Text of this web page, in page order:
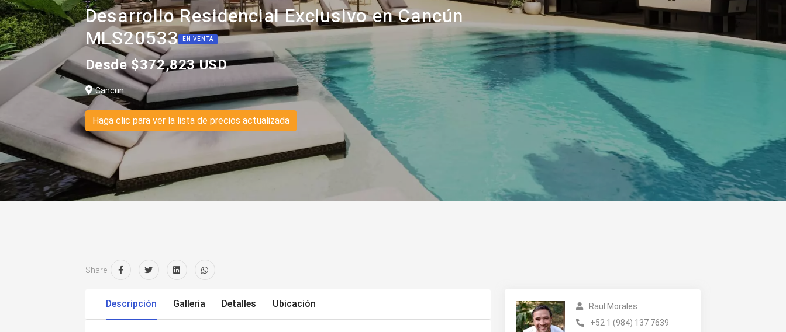
Desarrollo Residencial Exclusivo en Cancún
MLS20533 EN VENTA
Desde $372,823 USD
Cancun
Haga clic para ver la lista de precios actualizada
Share:
Descripción Galleria Detalles Ubicación
Raul Morales
+52 1 (984) 137 7639